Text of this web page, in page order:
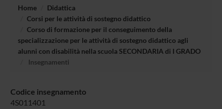
Home
Didattica
Corsi per le attività di sostegno didattico
Corso di formazione per il conseguimento della
specializzazione per le attività di sostegno didattico agli
alunni con disabilità nella scuola SECONDARIA di I GRADO
Insegnamenti
Codice insegnamento
4S011401